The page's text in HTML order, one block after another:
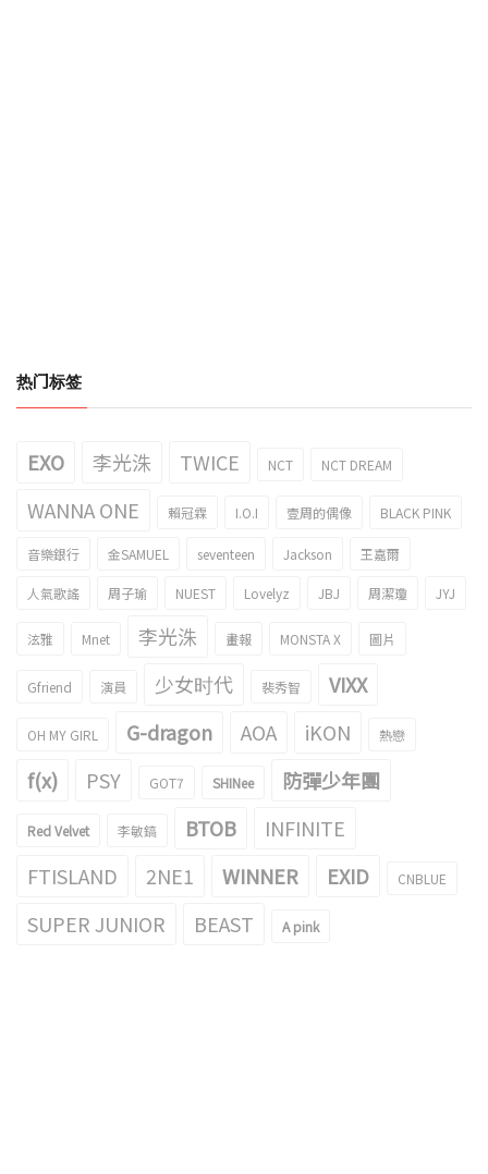
热门标签
EXO 李光洙 TWICE NCT NCT DREAM
WANNA ONE 賴冠霖 I.O.I 壹周的偶像 BLACK PINK
音樂銀行 金SAMUEL seventeen Jackson 王嘉爾
人氣歌謠 周子瑜 NUEST Lovelyz JBJ 周潔瓊 JYJ
泫雅 Mnet 李光洙 畫報 MONSTA X 圖片
Gfriend 演員 少女时代 裴秀智 VIXX
OH MY GIRL G-dragon AOA iKON 熱戀
f(x) PSY GOT7 SHINee 防彈少年團
Red Velvet 李敏鎬 BTOB
INFINITE
FTISLAND
2NE1 WINNER EXID CNBLUE
SUPER JUNIOR BEAST A pink